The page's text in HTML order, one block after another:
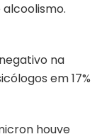
na
em 17%
houve